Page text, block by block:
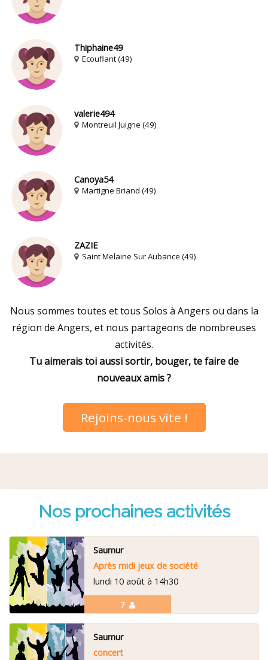
Thiphaine49
Ecouflant (49)
valerie494
Montreuil Juigne (49)
Canoya54
Martigne Briand (49)
ZAZIE
Saint Melaine Sur Aubance (49)
Nous sommes toutes et tous Solos à Angers ou dans la
région de Angers, et nous partageons de nombreuses
activités.
Tu aimerais toi aussi sortir, bouger, te faire de
nouveaux amis ?
Rejoins-nous vite !
Nos prochaines activités
7
Saumur
Après midi jeux de société
lundi 10 août à 14h30
Saumur
concert